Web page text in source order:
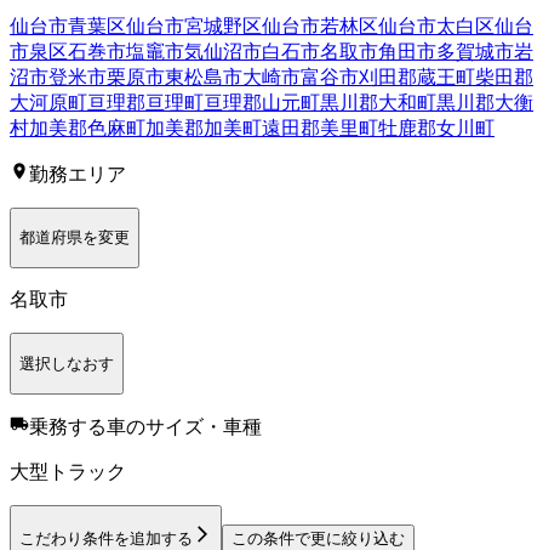
仙台市青葉区仙台市宮城野区仙台市若林区仙台市太白区仙台
市泉区石巻市塩竈市気仙沼市白石市名取市角田市多賀城市岩
沼市登米市栗原市東松島市大崎市富谷市刈田郡蔵王町柴田郡
大河原町亘理郡亘理町亘理郡山元町黒川郡大和町黒川郡大衡
村加美郡色麻町加美郡加美町遠田郡美里町牡鹿郡女川町
勤務エリア
都道府県を変更
名取市
選択しなおす
乗務する車のサイズ・車種
大型トラック
こだわり条件を追加する この条件で更に絞り込む